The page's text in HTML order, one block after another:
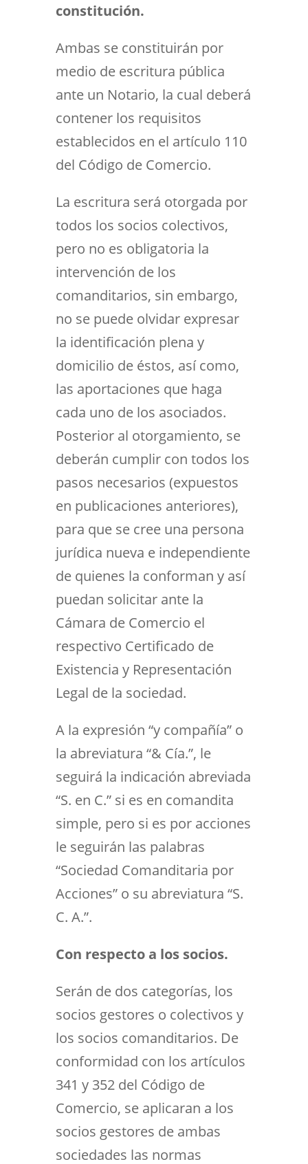
constitución.
Ambas se constituirán por
medio de escritura pública
ante un Notario, la cual deberá
contener los requisitos
establecidos en el artículo 110
del Código de Comercio.
La escritura será otorgada por
todos los socios colectivos,
pero no es obligatoria la
intervención de los
comanditarios, sin embargo,
no se puede olvidar expresar
la identificación plena y
domicilio de éstos, así como,
las aportaciones que haga
cada uno de los asociados.
Posterior al otorgamiento, se
deberán cumplir con todos los
pasos necesarios (expuestos
en publicaciones anteriores),
para que se cree una persona
jurídica nueva e independiente
de quienes la conforman y así
puedan solicitar ante la
Cámara de Comercio el
respectivo Certificado de
Existencia y Representación
Legal de la sociedad.
A la expresión “y compañía” o
la abreviatura “& Cía.”, le
seguirá la indicación abreviada
“S. en C.” si es en comandita
simple, pero si es por acciones
le seguirán las palabras
“Sociedad Comanditaria por
Acciones” o su abreviatura “S.
C. A.”.
Con respecto a los socios.
Serán de dos categorías, los
socios gestores o colectivos y
los socios comanditarios. De
conformidad con los artículos
341 y 352 del Código de
Comercio, se aplicaran a los
socios gestores de ambas
sociedades las normas